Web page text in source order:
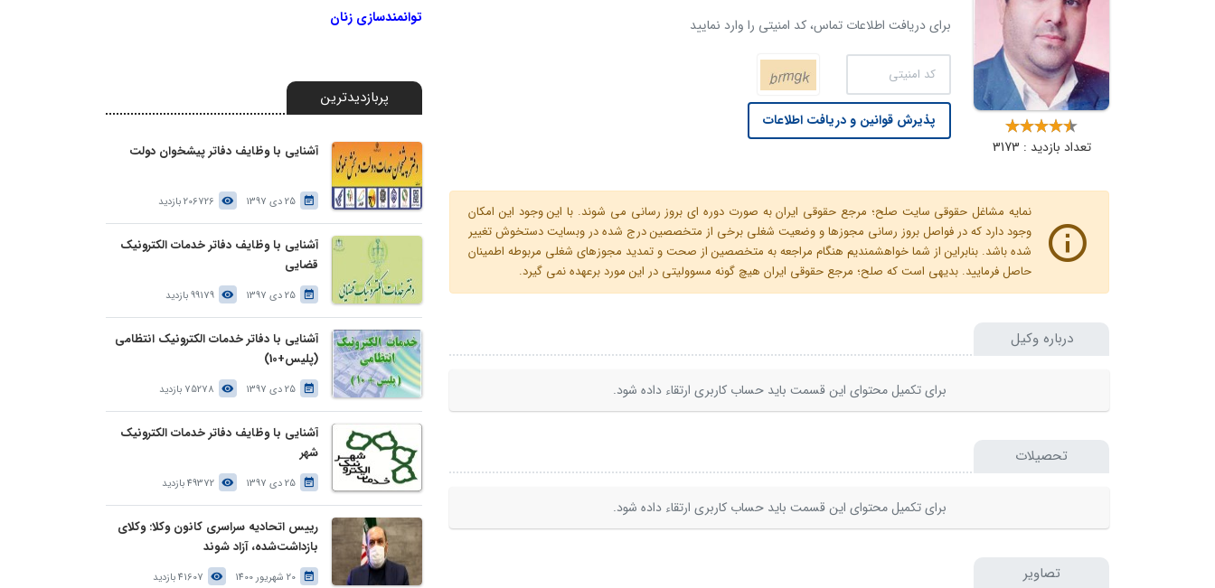
تعداد بازدید : 3173
برای دریافت اطلاعات تماس، کد امنیتی را وارد نمایید
پذیرش قوانین و دریافت اطلاعات
نمایه مشاغل حقوقی سایت صلح؛ مرجع حقوقی ایران به صورت دوره ای بروز رسانی می شوند. با این وجود این امکان
وجود دارد که در فواصل بروز رسانی مجوزها و وضعیت شغلی برخی از متخصصین درج شده در وبسایت دستخوش تغییر
شده باشد. بنابراین از شما خواهشمندیم هنگام مراجعه به متخصصین از صحت و تمدید مجوزهای شغلی مربوطه اطمینان
حاصل فرمایید. بدیهی است که صلح؛ مرجع حقوقی ایران هیچ گونه مسوولیتی در این مورد برعهده نمی گیرد.
درباره وکیل
برای تکمیل محتوای این قسمت باید حساب کاربری ارتقاء داده شود.
تحصیلات
برای تکمیل محتوای این قسمت باید حساب کاربری ارتقاء داده شود.
تصاویر
توانمندسازی زنان
پربازدیدترین
آشنایی با وظایف دفاتر پیشخوان دولت
25 دی 1397 206726 بازدید
آشنایی با وظایف دفاتر خدمات الکترونیک
قضایی
25 دی 1397 99179 بازدید
آشنایی با دفاتر خدمات الکترونیک انتظامی
(پلیس+10)
25 دی 1397 75278 بازدید
آشنایی با وظایف دفاتر خدمات الکترونیک
شهر
25 دی 1397 49372 بازدید
رییس اتحادیه سراسری کانون وکلا: وکلای
بازداشت‌شده، آزاد شوند
20 شهریور 1400 41607 بازدید